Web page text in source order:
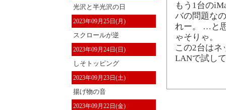
光沢と半光沢の日
2023年09月25日(月)
スクロールが逆
2023年09月24日(日)
しそトッピング
2023年09月23日(土)
揚げ物の音
2023年09月22日(金)
もう1台の
バの問題な
れー。 …と
ゃそりゃ。
この2台は
LANで試し